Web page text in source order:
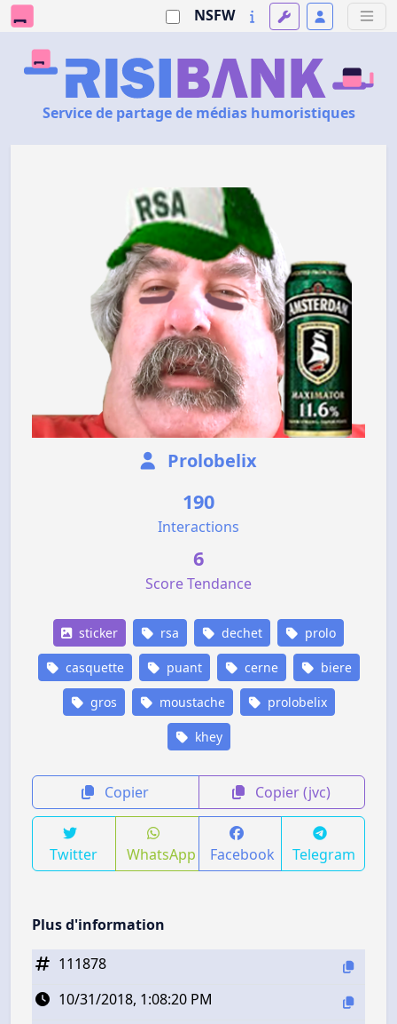
NSFW
Service de partage de médias humoristiques
Prolobelix
190
Interactions
6
Score Tendance
sticker rsa dechet prolo
casquette puant cerne biere
gros moustache prolobelix
khey
Copier Copier (jvc)
Twitter WhatsApp Facebook Telegram
Plus d'information
111878
10/31/2018, 1:08:20 PM